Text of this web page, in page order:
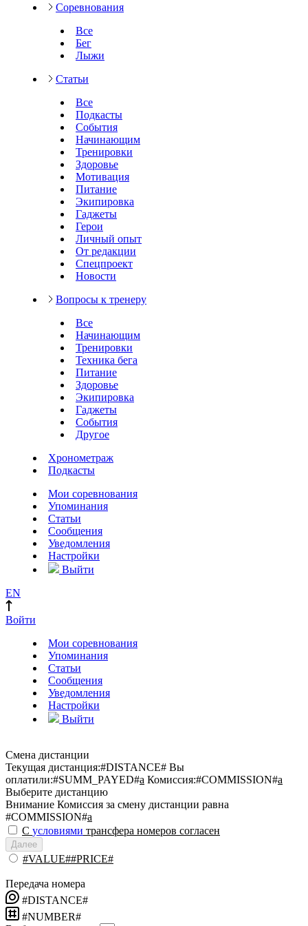
Соревнования
Все
Бег
Лыжи
Статьи
Все
Подкасты
События
Начинающим
Тренировки
Здоровье
Мотивация
Питание
Экипировка
Гаджеты
Герои
Личный опыт
От редакции
Спецпроект
Новости
Вопросы к тренеру
Все
Начинающим
Тренировки
Техника бега
Питание
Здоровье
Экипировка
Гаджеты
События
Другое
Хронометраж
Подкасты
Мои соревнования
Упоминания
Статьи
Сообщения
Уведомления
Настройки
Выйти
EN
Войти
Мои соревнования
Упоминания
Статьи
Сообщения
Уведомления
Настройки
Выйти
Смена дистанции
Текущая дистанция:#DISTANCE# Вы
оплатили:#SUMM_PAYED#a Комиссия:#COMMISSION#a
Выберите дистанцию
Внимание Комиссия за смену дистанции равна
#COMMISSION#a
С условиями трансфера номеров согласен
Далее
#VALUE##PRICE#
Передача номера
#DISTANCE#
#NUMBER#